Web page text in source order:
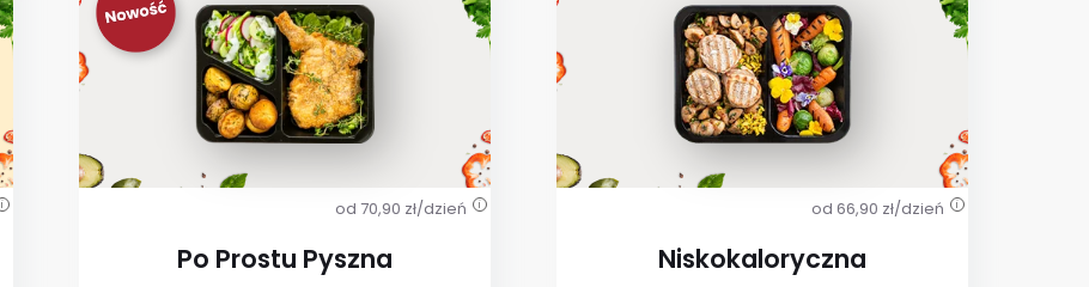
i od 70,90 zł/dzień i
Po Prostu Pyszna
od 66,90 zł/dzień i
Niskokaloryczna